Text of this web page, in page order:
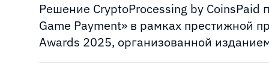
Решение CryptoProcessing by CoinsPaid
Game Payment» в рамках престижной
Awards 2025, организованной